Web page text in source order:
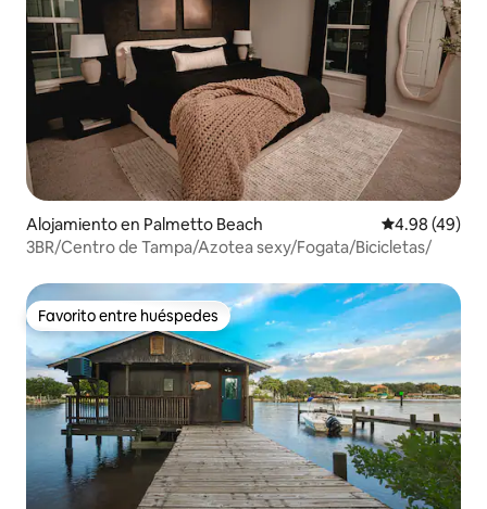
Alojamiento en Palmetto Beach Calificación
4.98 (49)
3BR/Centro de Tampa/Azotea sexy/Fogata/Bicicletas/
Favorito entre huéspedes
Favorito entre huéspedes